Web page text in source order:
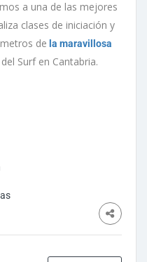
a una de las mejores
clases de iniciación y
de la maravillosa
Surf en Cantabria.